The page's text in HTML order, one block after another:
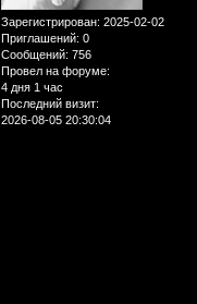
Зарегистрирован: 2025-02-02
Приглашений: 0
Сообщений: 756
Провел на форуме:
4 дня 1 час
Последний визит:
2026-08-05 20:30:04